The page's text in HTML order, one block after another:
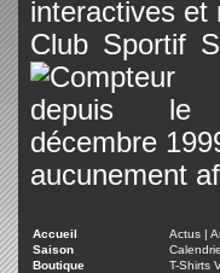
interactives et
Club Sportif
aucunement
Accueil Actus |
Saison
Boutique
T-Shirts